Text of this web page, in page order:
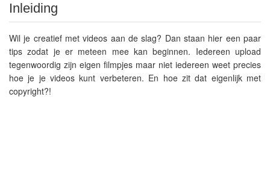
Inleiding
Wil je creatief met videos aan de slag? Dan staan hier een paar
tips zodat je er meteen mee kan beginnen. Iedereen upload
tegenwoordig zijn eigen filmpjes maar niet iedereen weet precies
hoe je je videos kunt verbeteren. En hoe zit dat eigenlijk met
copyright?!